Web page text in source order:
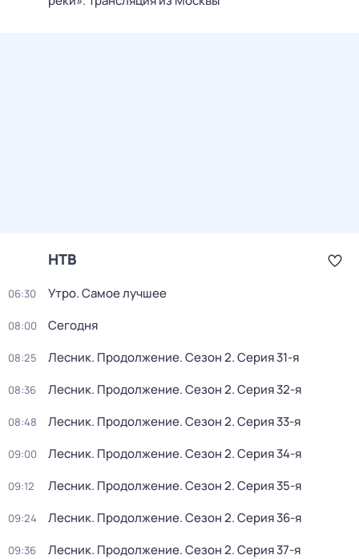
НТВ
06:30 Утро. Самое лучшее
08:00 Сегодня
08:25 Лесник. Продолжение. Сезон 2. Серия 31-я
08:36 Лесник. Продолжение. Сезон 2. Серия 32-я
08:48 Лесник. Продолжение. Сезон 2. Серия 33-я
09:00 Лесник. Продолжение. Сезон 2. Серия 34-я
09:12 Лесник. Продолжение. Сезон 2. Серия 35-я
09:24 Лесник. Продолжение. Сезон 2. Серия 36-я
09:36 Лесник. Продолжение. Сезон 2. Серия 37-я